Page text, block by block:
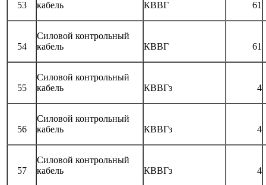
53 кабель КВВГ 61
54
Силовой контрольный
кабель
КВВГ 61
55
Силовой контрольный
кабель
КВВГз 4
56
Силовой контрольный
кабель
КВВГз 4
57
Силовой контрольный
кабель
КВВГз 4